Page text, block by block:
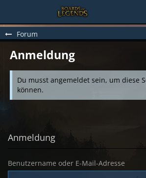
Forum
Anmeldung
Du musst angemeldet sein, um diese
können.
Anmeldung
Benutzername oder E-Mail-Adresse